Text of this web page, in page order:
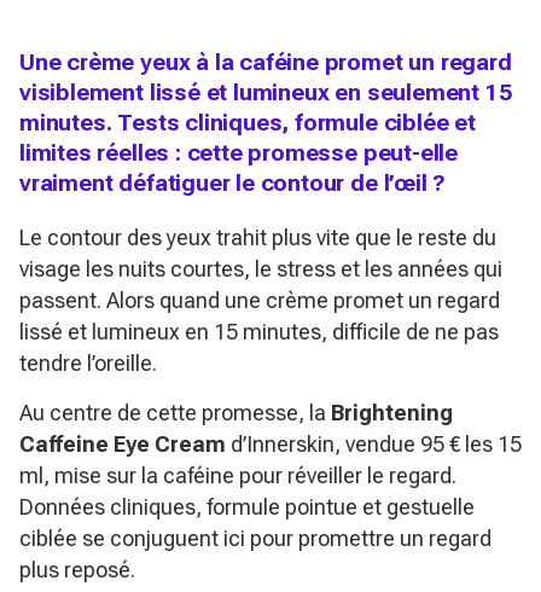
Une crème yeux à la caféine promet un regard
visiblement lissé et lumineux en seulement 15
minutes. Tests cliniques, formule ciblée et
limites réelles : cette promesse peut-elle
vraiment défatiguer le contour de l’œil ?
Le contour des yeux trahit plus vite que le reste du
visage les nuits courtes, le stress et les années qui
passent. Alors quand une crème promet un regard
lissé et lumineux en 15 minutes, difficile de ne pas
tendre l’oreille.
Au centre de cette promesse, la Brightening
Caffeine Eye Cream d’Innerskin, vendue 95 € les 15
ml, mise sur la caféine pour réveiller le regard.
Données cliniques, formule pointue et gestuelle
ciblée se conjuguent ici pour promettre un regard
plus reposé.